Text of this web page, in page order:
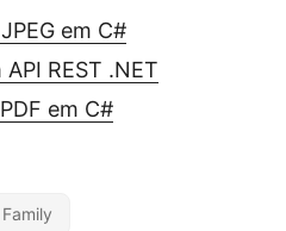
em C#
REST .NET
em C#